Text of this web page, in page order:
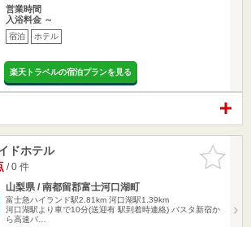
営業時間
入浴料金 ～
宿泊 ホテル
楽天トラベルの宿泊プランを見る
お気に入
りに追加
ドホテル
/ 0 件
山梨県 / 南都留郡富士河口湖町
富士急ハイランド駅2.81km 河口湖駅1.39km
河口湖駅より車で10分(送迎有 駅到着時連絡) バスタ新宿か
ら高速バ…